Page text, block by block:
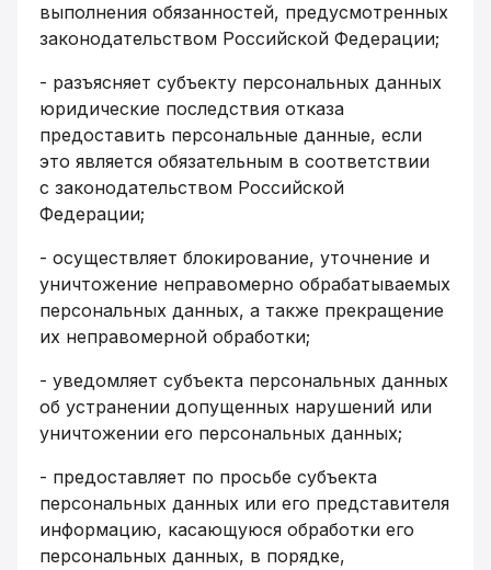
выполнения обязанностей, предусмотренных
законодательством Российской Федерации;
- разъясняет субъекту персональных данных
юридические последствия отказа
предоставить персональные данные, если
это является обязательным в соответствии
с законодательством Российской
Федерации;
- осуществляет блокирование, уточнение и
уничтожение неправомерно обрабатываемых
персональных данных, а также прекращение
их неправомерной обработки;
- уведомляет субъекта персональных данных
об устранении допущенных нарушений или
уничтожении его персональных данных;
- предоставляет по просьбе субъекта
персональных данных или его представителя
информацию, касающуюся обработки его
персональных данных, в порядке,